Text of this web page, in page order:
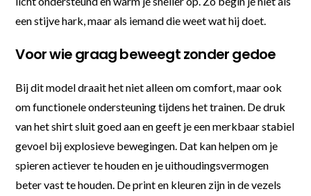
een stijve hark, maar als iemand die weet wat hij doet.
Voor wie graag beweegt zonder gedoe
Bij dit model draait het niet alleen om comfort, maar ook
om functionele ondersteuning tijdens het trainen. De druk
van het shirt sluit goed aan en geeft je een merkbaar stabiel
gevoel bij explosieve bewegingen. Dat kan helpen om je
spieren actiever te houden en je uithoudingsvermogen
beter vast te houden. De print en kleuren zijn in de vezels